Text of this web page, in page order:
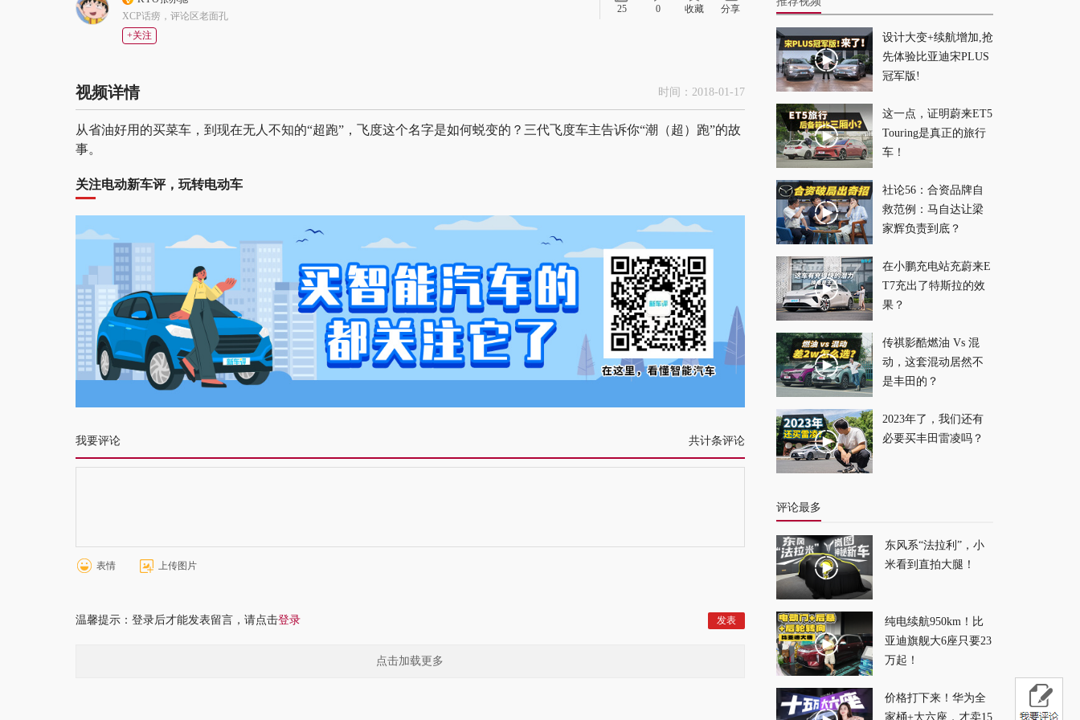
老婆我错了 ！比完这
几项我发现最好的奶
爸车不是它
2025-09-08
曾经50万的进口车，
现在不如这台国产越
还在纠结合资电车？
纠结
2025-06-09
台燃油SUV才是最优
解
2025-05-28
城区用车，原
来“它”才是最好的选
XCP话痨，评论区老面孔
+关注
25 0 收藏 分享
视频详情 时间：2018-01-17
从省油好用的买菜车，到现在无人不知的“超跑”，飞度这个名字是如何蜕变的？三代飞度车主告诉你“潮（超）跑”的故
事。
关注电动新车评，玩转电动车
共计条评论
我要评论
表情 上传图片
温馨提示：登录后才能发表留言，请点击登录
点击加载更多
设计大变+续航增加,抢
先体验比亚迪宋PLUS
冠军版!
这一点，证明蔚来ET5
Touring是真正的旅行
车！
社论56：合资品牌自
救范例：马自达让梁
家辉负责到底？
在小鹏充电站充蔚来E
T7充出了特斯拉的效
果？
传祺影酷燃油 Vs 混
动，这套混动居然不
是丰田的？
2023年了，我们还有
必要买丰田雷凌吗？
评论最多
东风系“法拉利”，小
米看到直拍大腿！
纯电续航950km！比
亚迪旗舰大6座只要23
万起！
价格打下来！华为全
家桶+大六座，才卖15